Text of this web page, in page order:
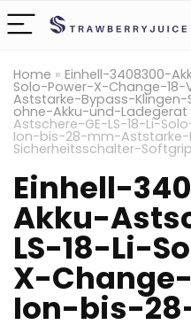
Home » Einhell-3408300-
Solo-Power-X-Change-
Aststarke-Bypass-
ohne-Akku-und-Ladegerat
Astschere-GE-LS-18-Li-
Ion-bis-28-mm-Aststarke-
Sicherheitsschalter-
Einhell-
Akku-
LS-18-Li-
X-
Ion-bis-